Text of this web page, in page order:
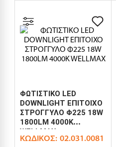
ΦΩΤΙΣΤΙΚΟ LED
DOWNLIGHT ΕΠΙΤΟΙΧΟ
ΣΤΡΟΓΓΥΛΟ Φ225 18W
1800LM 4000K
WELLMAX
ΚΩΔΙΚΌΣ: 02.031.0081